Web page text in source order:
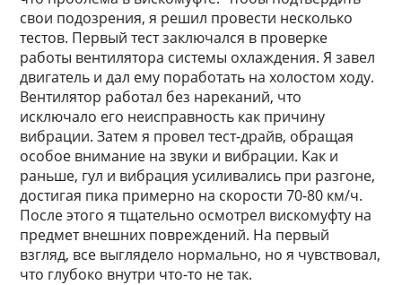
свои подозрения, я решил провести несколько
тестов. Первый тест заключался в проверке
работы вентилятора системы охлаждения. Я завел
двигатель и дал ему поработать на холостом ходу.
Вентилятор работал без нареканий, что
исключало его неисправность как причину
вибрации. Затем я провел тест-драйв, обращая
особое внимание на звуки и вибрации. Как и
раньше, гул и вибрация усиливались при разгоне,
достигая пика примерно на скорости 70-80 км/ч.
После этого я тщательно осмотрел вискомуфту на
предмет внешних повреждений. На первый
взгляд, все выглядело нормально, но я чувствовал,
что глубоко внутри что-то не так.